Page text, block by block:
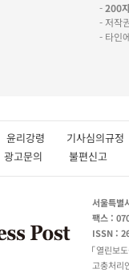
-200
- 저작
- 타인
윤리강령 기사심의규
광고문의 불편신고
서울특별
팩스 :
ISSN :
열린보
고충처